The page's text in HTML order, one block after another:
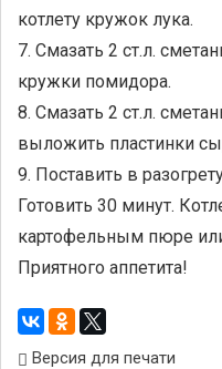
котлету кружок лука.
7. Смазать 2 ст.л.
кружки помидора.
8. Смазать 2 ст.л.
выложить пластинки
9. Поставить в
Готовить 30 минут.
картофельным пюре
Приятного аппетита!
Версия для печати